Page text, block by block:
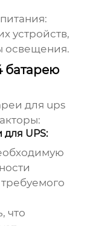
устройств,
освещения.
батарею
для ups
UPS:
что